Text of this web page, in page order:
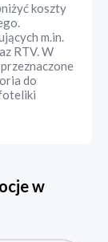
koszty
m.in.
RTV. W
do
w